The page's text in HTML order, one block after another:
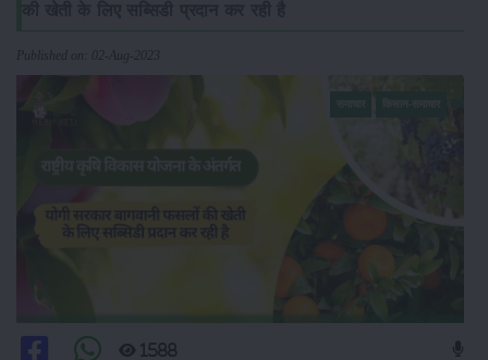
Published on: 02-Aug-2023
1588